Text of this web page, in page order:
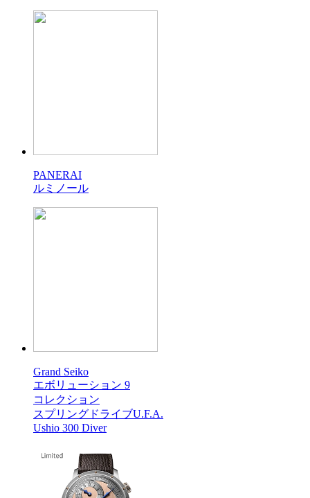
PANERAI
ルミノール
Grand Seiko
エボリューション 9
コレクション
スプリングドライブU.F.A.
Ushio 300 Diver